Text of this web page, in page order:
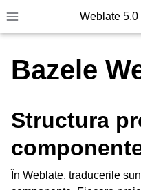
Toggle site navigation
Weblate
Bazele
Structura
În Weblate, traducerile